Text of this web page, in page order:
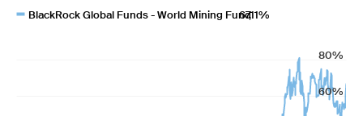
BlackRock Global Funds - World Mining Fund67,11%
60%
80%